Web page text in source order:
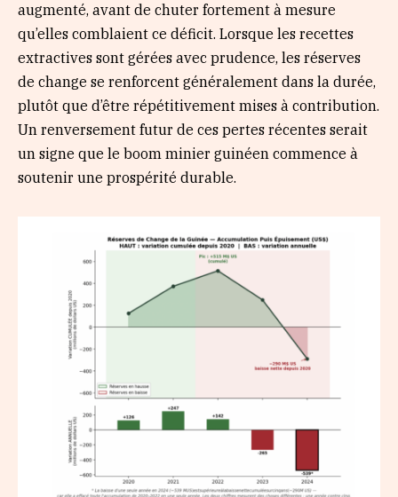
augmenté, avant de chuter fortement à mesure
qu’elles comblaient ce déficit. Lorsque les recettes
extractives sont gérées avec prudence, les réserves
de change se renforcent généralement dans la durée,
plutôt que d’être répétitivement mises à contribution.
Un renversement futur de ces pertes récentes serait
un signe que le boom minier guinéen commence à
soutenir une prospérité durable.